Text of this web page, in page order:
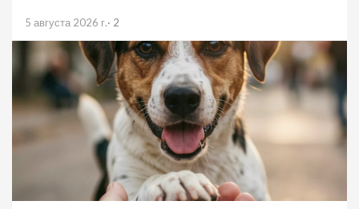
5 августа 2026 г.· 2